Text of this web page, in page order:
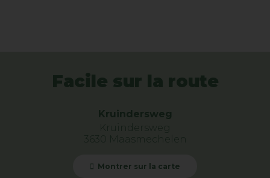
Facile sur la route
Kruindersweg
Kruindersweg
3630 Maasmechelen
Montrer sur la carte